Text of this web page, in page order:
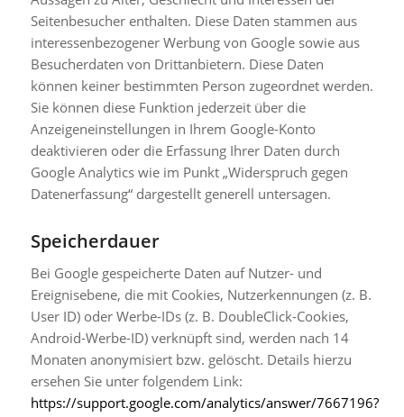
Seitenbesucher enthalten. Diese Daten stammen aus
interessenbezogener Werbung von Google sowie aus
Besucherdaten von Drittanbietern. Diese Daten
können keiner bestimmten Person zugeordnet werden.
Sie können diese Funktion jederzeit über die
Anzeigeneinstellungen in Ihrem Google-Konto
deaktivieren oder die Erfassung Ihrer Daten durch
Google Analytics wie im Punkt „Widerspruch gegen
Datenerfassung“ dargestellt generell untersagen.
Speicherdauer
Bei Google gespeicherte Daten auf Nutzer- und
Ereignisebene, die mit Cookies, Nutzerkennungen (z. B.
User ID) oder Werbe-IDs (z. B. DoubleClick-Cookies,
Android-Werbe-ID) verknüpft sind, werden nach 14
Monaten anonymisiert bzw. gelöscht. Details hierzu
ersehen Sie unter folgendem Link:
https://support.google.com/analytics/answer/7667196?